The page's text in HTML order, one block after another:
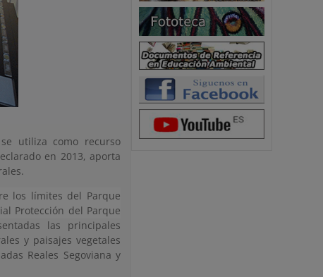
utiliza como recurso
en 2013, aporta
los límites del Parque
Protección del Parque
las principales
y paisajes vegetales
Reales Segoviana y